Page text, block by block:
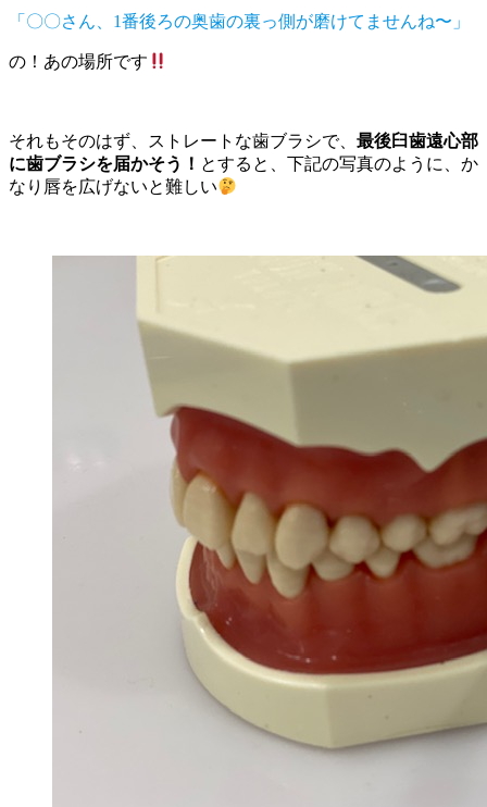
「〇〇さん、1番後ろの奥歯の裏っ側が磨けてませんね〜」
の！あの場所です
それもそのはず、ストレートな歯ブラシで、 最後臼歯遠心部
に歯ブラシを届かそう！ とすると、下記の写真のように、か
なり唇を広げないと難しい